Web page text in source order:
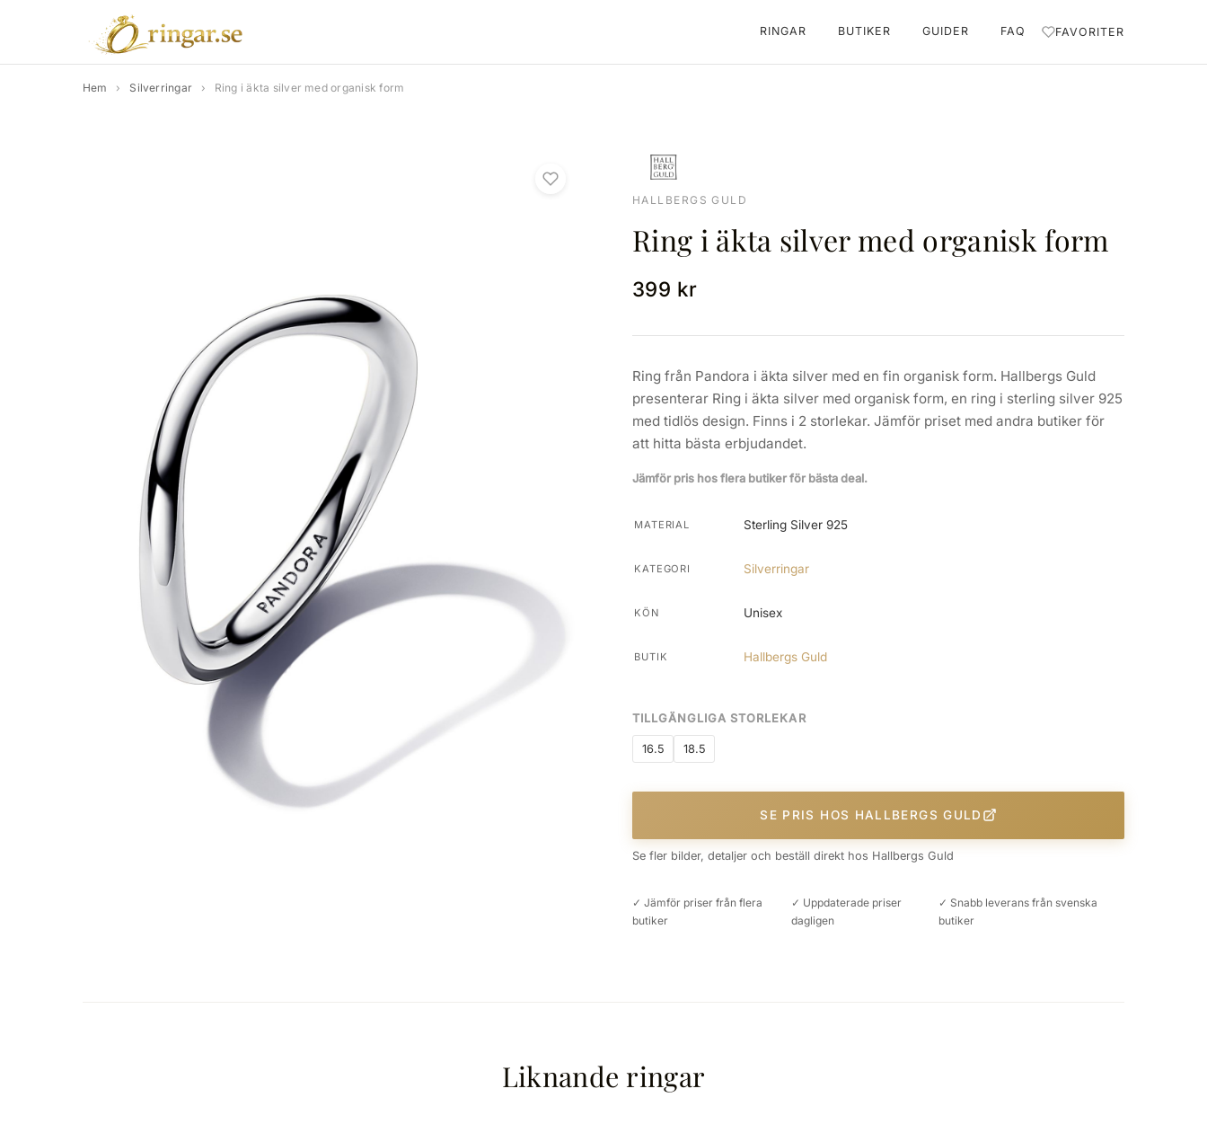
RINGAR BUTIKER GUIDER FAQ FAVORITER
Hem › Silverringar › Ring i äkta silver med organisk form
HALLBERGS GULD
Ring i äkta silver med organisk form
399 kr
Ring från Pandora i äkta silver med en fin organisk form. Hallbergs Guld
presenterar Ring i äkta silver med organisk form, en ring i sterling silver 925
med tidlös design. Finns i 2 storlekar. Jämför priset med andra butiker för
att hitta bästa erbjudandet.
Jämför pris hos flera butiker för bästa deal.
MATERIAL Sterling Silver 925
KATEGORI Silverringar
KÖN Unisex
BUTIK Hallbergs Guld
TILLGÄNGLIGA STORLEKAR
16.5 18.5
SE PRIS HOS HALLBERGS GULD
Se fler bilder, detaljer och beställ direkt hos Hallbergs Guld
✓ Jämför priser från flera
butiker
✓ Uppdaterade priser
dagligen
✓ Snabb leverans från svenska
butiker
Liknande ringar